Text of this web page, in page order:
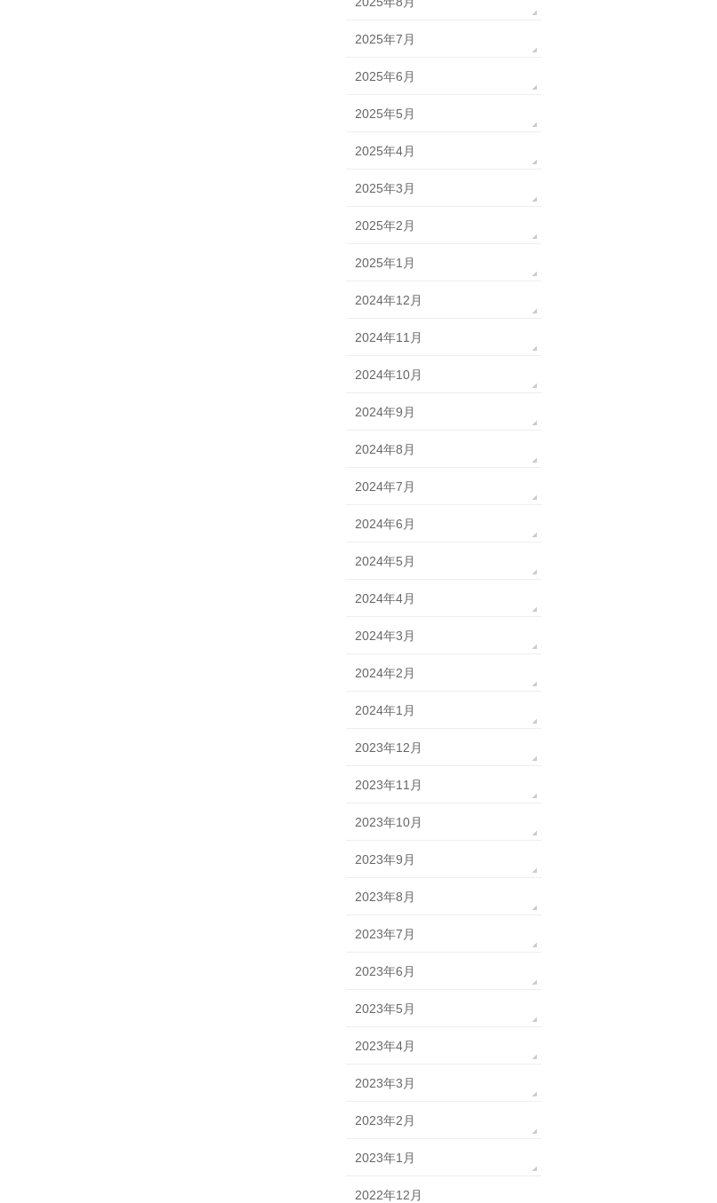
2025年7月
2025年6月
2025年5月
2025年4月
2025年3月
2025年2月
2025年1月
2024年12月
2024年11月
2024年10月
2024年9月
2024年8月
2024年7月
2024年6月
2024年5月
2024年4月
2024年3月
2024年2月
2024年1月
2023年12月
2023年11月
2023年10月
2023年9月
2023年8月
2023年7月
2023年6月
2023年5月
2023年4月
2023年3月
2023年2月
2023年1月
2022年12月